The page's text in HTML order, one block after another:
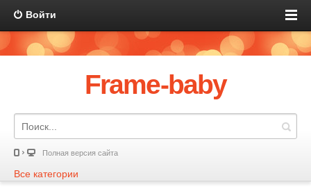
Войти
Frame-baby
Полная версия сайта
Все категории